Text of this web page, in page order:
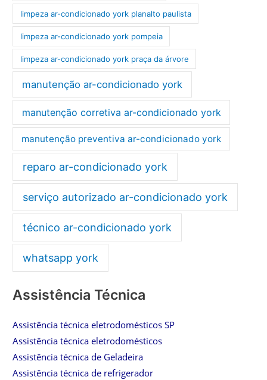
limpeza ar-condicionado york planalto paulista
limpeza ar-condicionado york pompeia
limpeza ar-condicionado york praça da árvore
manutenção ar-condicionado york
manutenção corretiva ar-condicionado york
manutenção preventiva ar-condicionado york
reparo ar-condicionado york
serviço autorizado ar-condicionado york
técnico ar-condicionado york
whatsapp york
Assistência Técnica
Assistência técnica eletrodomésticos SP
Assistência técnica eletrodomésticos
Assistência técnica de Geladeira
Assistência técnica de refrigerador